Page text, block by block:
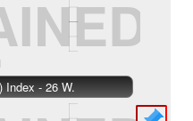
Index - 26 W.